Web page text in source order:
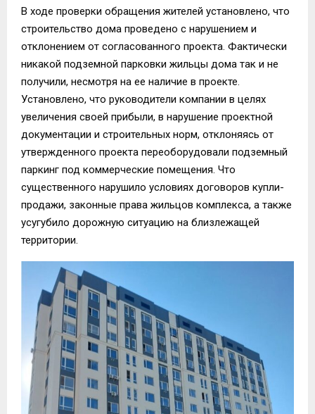
В ходе проверки обращения жителей установлено, что
строительство дома проведено с нарушением и
отклонением от согласованного проекта. Фактически
никакой подземной парковки жильцы дома так и не
получили, несмотря на ее наличие в проекте.
Установлено, что руководители компании в целях
увеличения своей прибыли, в нарушение проектной
документации и строительных норм, отклоняясь от
утвержденного проекта переоборудовали подземный
паркинг под коммерческие помещения. Что
существенного нарушило условиях договоров купли-
продажи, законные права жильцов комплекса, а также
усугубило дорожную ситуацию на близлежащей
территории.